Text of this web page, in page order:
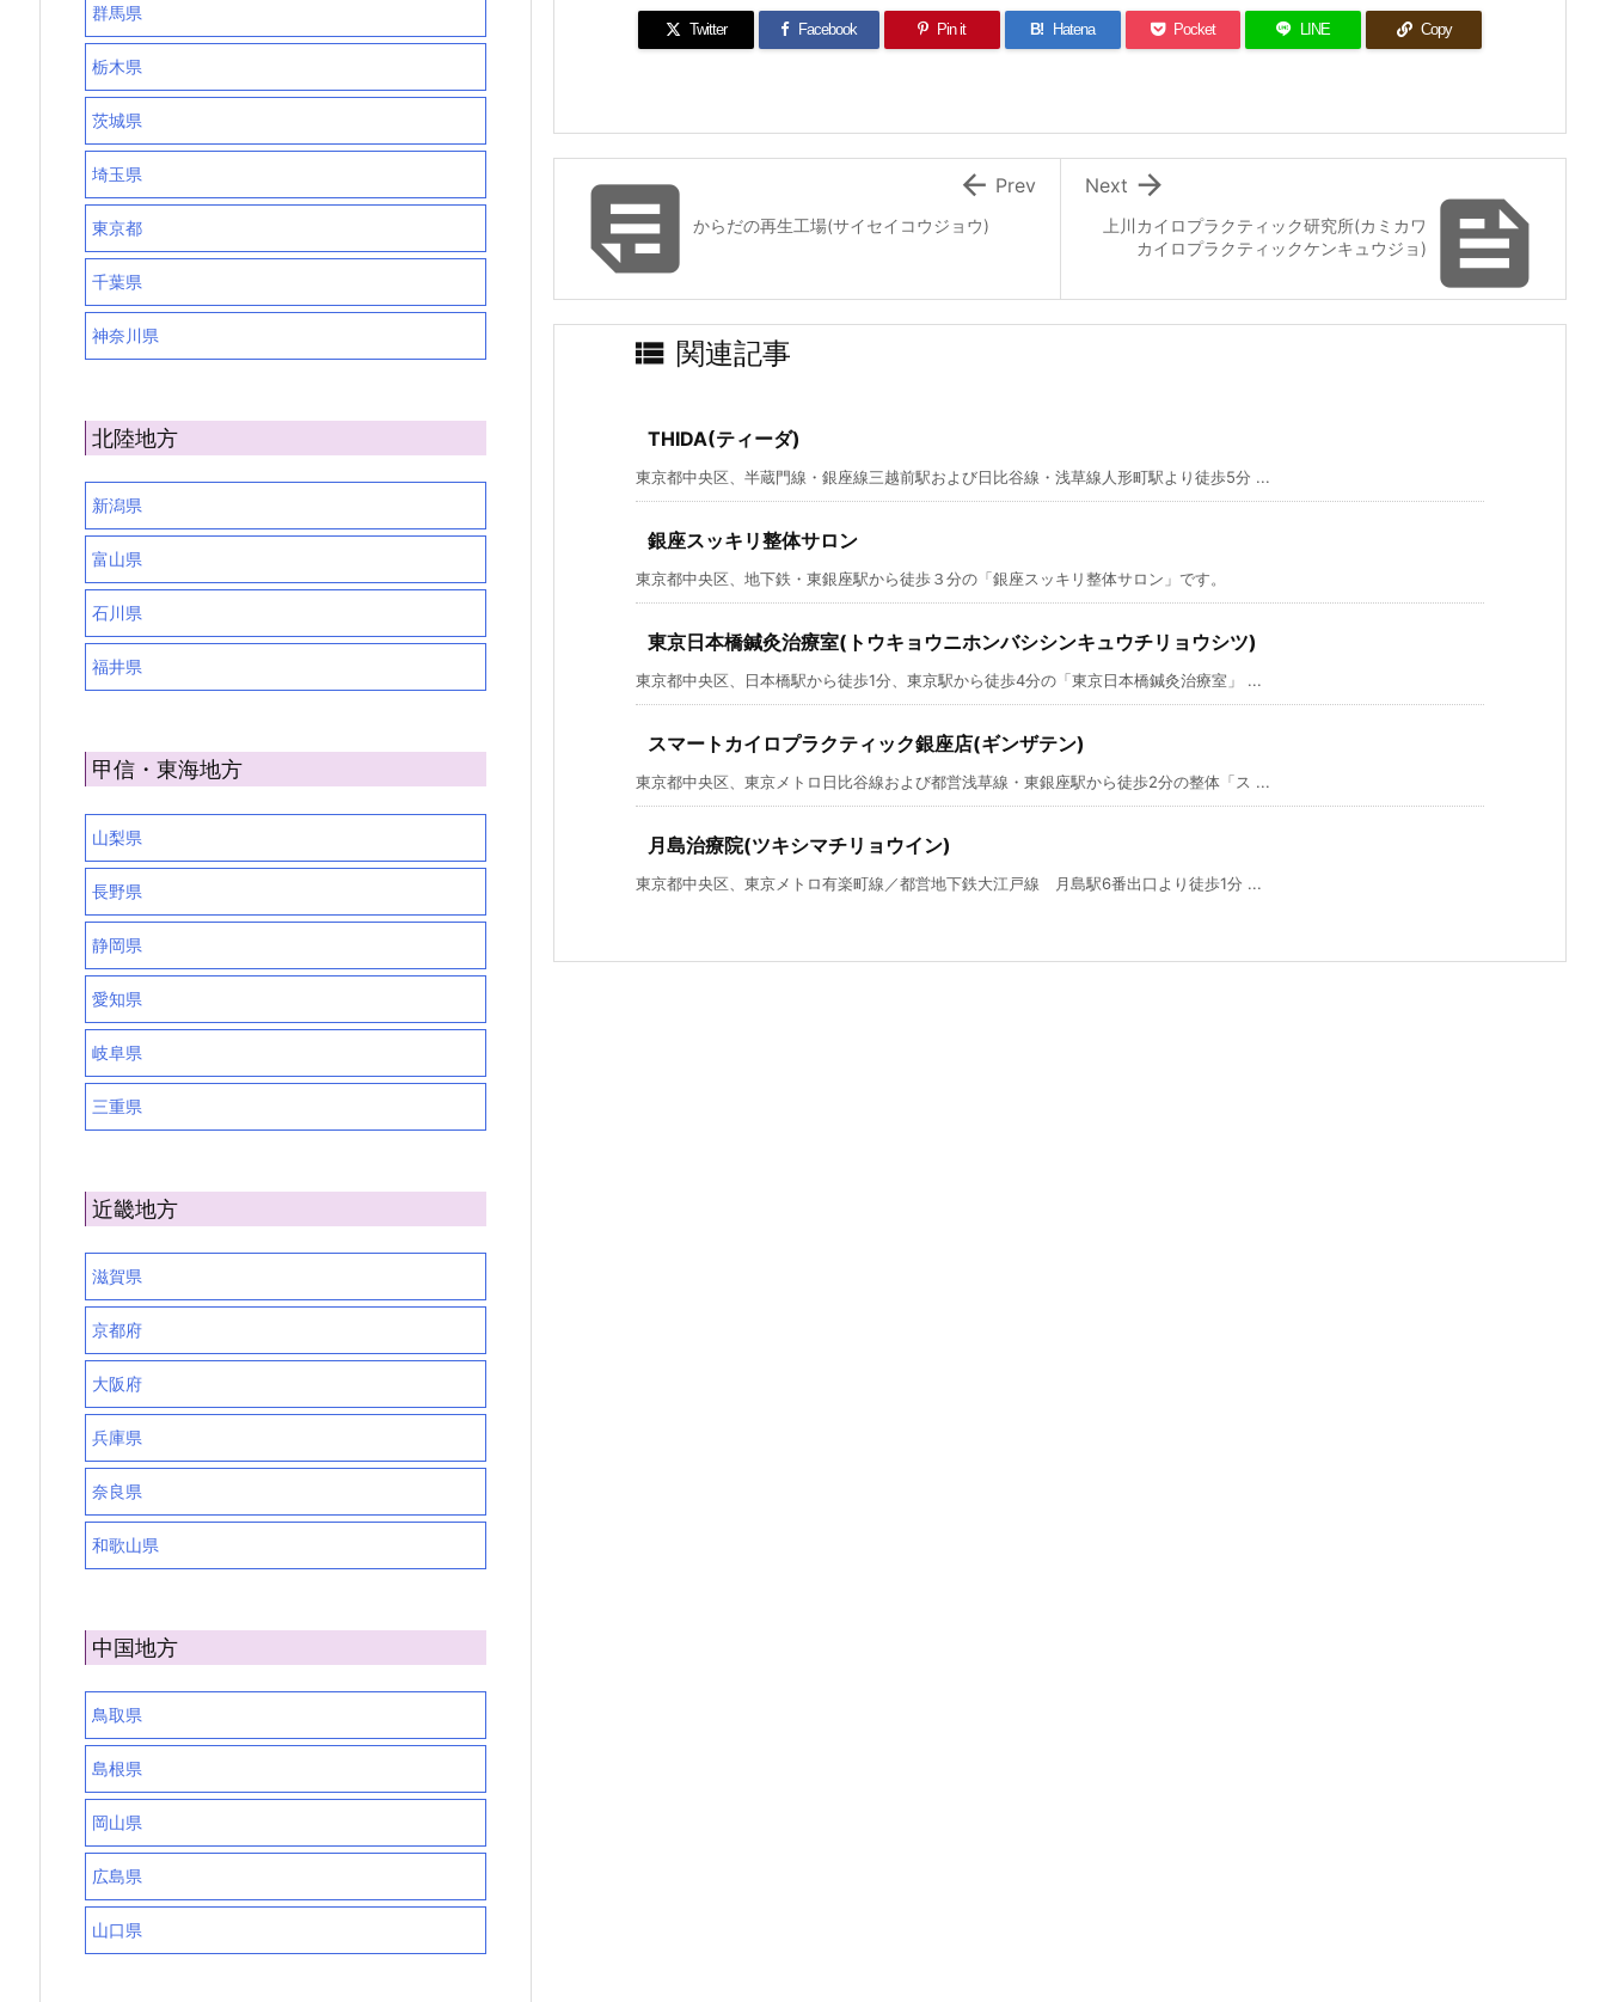
Twitter Facebook Pin it B! Hatena Pocket LINE Copy

上川カイロプラクティック研究所(カミカワ
カイロプラクティックケンキュウジョ)

Next
からだの再生工場(サイセイコウジョウ)
 Prev
 関連記事
THIDA(ティーダ)
東京都中央区、半蔵門線・銀座線三越前駅および日比谷線・浅草線人形町駅より徒歩5分 ...
銀座スッキリ整体サロン
東京都中央区、地下鉄・東銀座駅から徒歩３分の「銀座スッキリ整体サロン」です。
東京日本橋鍼灸治療室(トウキョウニホンバシシンキュウチリョウシツ)
東京都中央区、日本橋駅から徒歩1分、東京駅から徒歩4分の「東京日本橋鍼灸治療室」 ...
スマートカイロプラクティック銀座店(ギンザテン)
東京都中央区、東京メトロ日比谷線および都営浅草線・東銀座駅から徒歩2分の整体「ス ...
月島治療院(ツキシマチリョウイン)
東京都中央区、東京メトロ有楽町線／都営地下鉄大江戸線 月島駅6番出口より徒歩1分 ...
群馬県
栃木県
茨城県
埼玉県
東京都
千葉県
神奈川県
北陸地方
新潟県
富山県
石川県
福井県
甲信・東海地方
山梨県
長野県
静岡県
愛知県
岐阜県
三重県
近畿地方
滋賀県
京都府
大阪府
兵庫県
奈良県
和歌山県
中国地方
鳥取県
島根県
岡山県
広島県
山口県